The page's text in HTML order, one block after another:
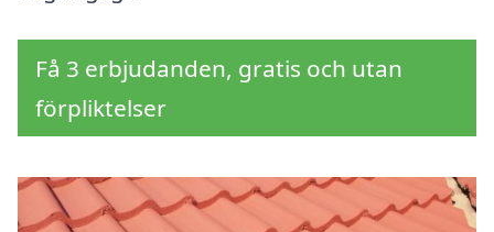
Få 3 erbjudanden, gratis och utan
förpliktelser